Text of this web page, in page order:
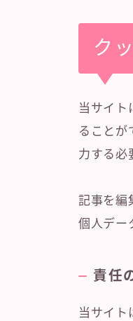
ク
当サイト
ることが
力する必
記事を編
個人デー
責任
当サイト